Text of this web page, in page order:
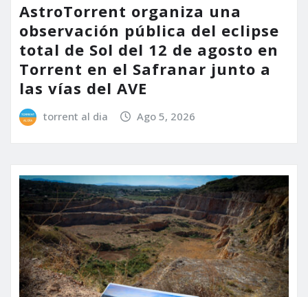
AstroTorrent organiza una
observación pública del eclipse
total de Sol del 12 de agosto en
Torrent en el Safranar junto a
las vías del AVE
torrent al dia Ago 5, 2026